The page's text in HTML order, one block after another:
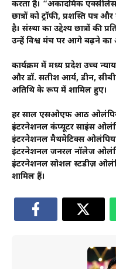
करता है। “अकादमिक
छात्रों को ट्रॉफी, प्रशस्ति पत्र
है। संस्था का उद्देश्य छात्रों की
उन्हें विश्व मंच पर आगे बढ़ने का
कार्यक्रम में मध्य प्रदेश उच्च
और डॉ. सतीश आर्य, डीन,
अतिथि के रूप में शामिल हुए।
हर साल एसओएफ आठ
इंटरनेशनल कंप्यूटर साइंस
इंटरनेशनल मैथमेटिक्स
इंटरनेशनल जनरल नॉलेज
इंटरनेशनल सोशल स्टडीज़
शामिल हैं।